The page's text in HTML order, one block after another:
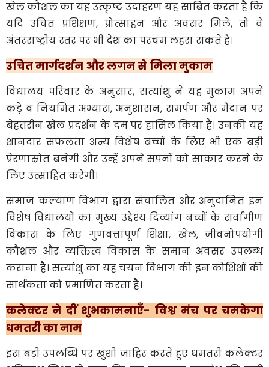
खेल कौशल का यह उत्कृष्ट उदाहरण यह साबित करता है कि
यदि उचित प्रशिक्षण, प्रोत्साहन और अवसर मिले, तो वे
अंतरराष्ट्रीय स्तर पर भी देश का परचम लहरा सकते हैं।
उचित मार्गदर्शन और लगन से मिला मुकाम
विद्यालय परिवार के अनुसार, सत्यांशु ने यह मुकाम अपने
कड़े व नियमित अभ्यास, अनुशासन, समर्पण और मैदान पर
बेहतरीन खेल प्रदर्शन के दम पर हासिल किया है। उनकी यह
शानदार सफलता अन्य विशेष बच्चों के लिए भी एक बड़ी
प्रेरणास्रोत बनेगी और उन्हें अपने सपनों को साकार करने के
लिए उत्साहित करेगी।
समाज कल्याण विभाग द्वारा संचालित और अनुदानित इन
विशेष विद्यालयों का मुख्य उद्देश्य दिव्यांग बच्चों के सर्वांगीण
विकास के लिए गुणवत्तापूर्ण शिक्षा, खेल, जीवनोपयोगी
कौशल और व्यक्तित्व विकास के समान अवसर उपलब्ध
कराना है। सत्यांशु का यह चयन विभाग की इन कोशिशों की
सार्थकता को प्रमाणित करता है।
कलेक्टर ने दीं शुभकामनाएँ- विश्व मंच पर चमकेगा
धमतरी का नाम
इस बड़ी उपलब्धि पर खुशी जाहिर करते हुए धमतरी कलेक्टर